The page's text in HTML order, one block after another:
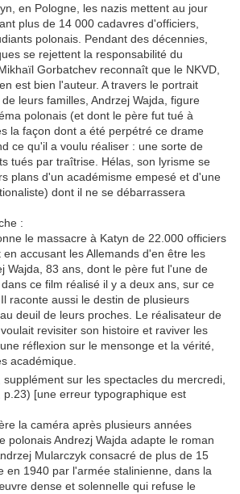
en Pologne, les nazis mettent au jour
plus de 14 000 cadavres d'officiers,
polonais. Pendant des décennies,
se rejettent la responsabilité du
Gorbatchev reconnaît que le NKVD,
est bien l'auteur. A travers le portrait
leurs familles, Andrzej Wajda, figure
polonais (et dont le père fut tué à
la façon dont a été perpétré ce drame
ce qu'il a voulu réaliser : une sorte de
tués par traîtrise. Hélas, son lyrisme se
plans d'un académisme empesé et d'une
dont il ne se débarrassera
:
le massacre à Katyn de 22.000 officiers
accusant les Allemands d'en être les
Wajda, 83 ans, dont le père fut l'une de
ce film réalisé il y a deux ans, sur ce
raconte aussi le destin de plusieurs
deuil de leurs proches. Le réalisateur de
voulait revisiter son histoire et raviver les
réflexion sur le mensonge et la vérité,
académique.
supplément sur les spectacles du mercredi,
p.23) [une erreur typographique est
la caméra après plusieurs années
polonais Andrezj Wajda adapte le roman
Mularczyk consacré de plus de 15
en 1940 par l'armée stalinienne, dans la
dense et solennelle qui refuse le